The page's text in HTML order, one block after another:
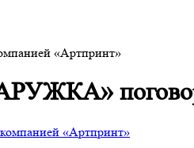
«Артпринт»